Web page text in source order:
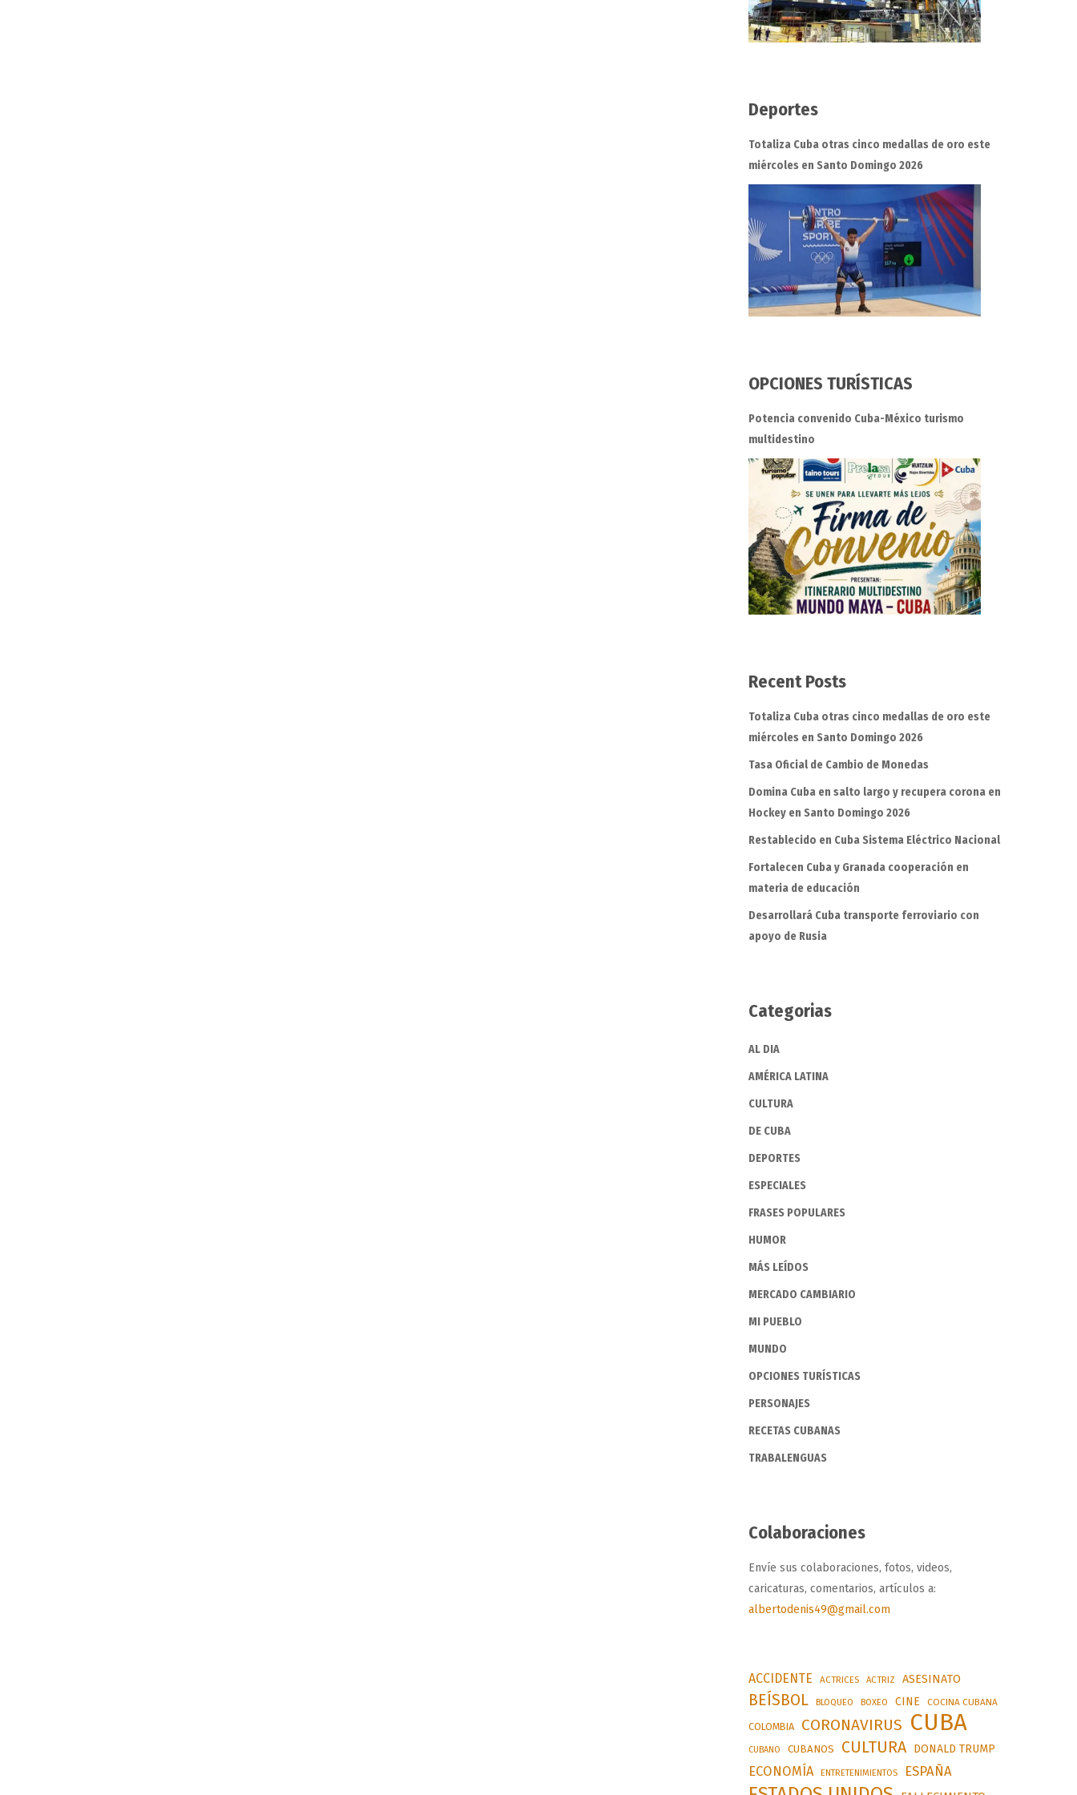
Deportes
Totaliza Cuba otras cinco medallas de oro este
miércoles en Santo Domingo 2026
OPCIONES TURÍSTICAS
Potencia convenido Cuba-México turismo
multidestino
Recent Posts
Totaliza Cuba otras cinco medallas de oro este
miércoles en Santo Domingo 2026
Tasa Oficial de Cambio de Monedas
Domina Cuba en salto largo y recupera corona en
Hockey en Santo Domingo 2026
Restablecido en Cuba Sistema Eléctrico Nacional
Fortalecen Cuba y Granada cooperación en
materia de educación
Desarrollará Cuba transporte ferroviario con
apoyo de Rusia
Categorias
AL DIA
AMÉRICA LATINA
CULTURA
DE CUBA
DEPORTES
ESPECIALES
FRASES POPULARES
HUMOR
MÁS LEÍDOS
MERCADO CAMBIARIO
MI PUEBLO
MUNDO
OPCIONES TURÍSTICAS
PERSONAJES
RECETAS CUBANAS
TRABALENGUAS
Colaboraciones
Envíe sus colaboraciones, fotos, videos,
caricaturas, comentarios, artículos a:
albertodenis49@gmail.com
ACCIDENTE ACTRICES ACTRIZ ASESINATO
BEÍSBOL BLOQUEO BOXEO CINE COCINA CUBANA
COLOMBIA CORONAVIRUS CUBA
CUBANO CUBANOS CULTURA DONALD TRUMP
ECONOMÍA ENTRETENIMIENTOS ESPAÑA